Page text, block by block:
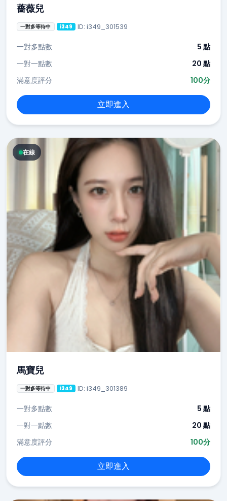
薔薇兒
一對多等待中 i349 ID: i349_301539
一對多點數
5 點
一對一點數
20 點
滿意度評分
100分
立即進入
在線
馬寶兒
一對多等待中 i349 ID: i349_301389
一對多點數
5 點
一對一點數
20 點
滿意度評分
100分
立即進入